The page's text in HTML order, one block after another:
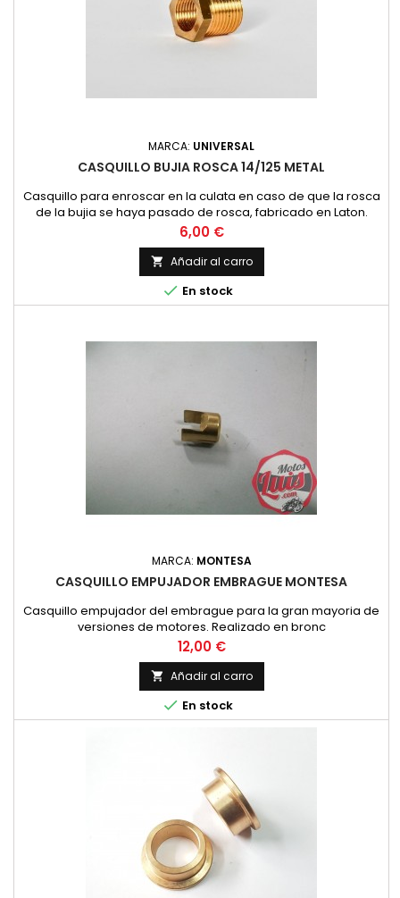
MARCA: UNIVERSAL
CASQUILLO BUJIA ROSCA 14/125 METAL
Casquillo para enroscar en la culata en caso de que la rosca
de la bujia se haya pasado de rosca, fabricado en Laton.
Precio
6,00 €
 Añadir al carro
 En stock
MARCA: MONTESA
CASQUILLO EMPUJADOR EMBRAGUE MONTESA
Casquillo empujador del embrague para la gran mayoria de
versiones de motores. Realizado en bronc
Precio
12,00 €
 Añadir al carro
 En stock